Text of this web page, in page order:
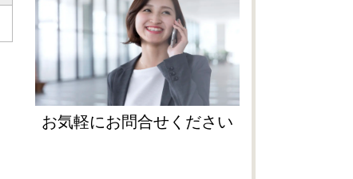
お気軽にお問合せください